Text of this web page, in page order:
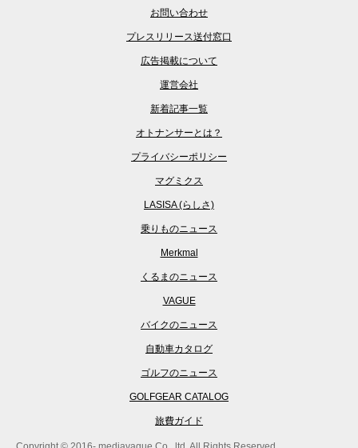
お問い合わせ
プレスリリース送付窓口
広告掲載について
運営会社
新着記事一覧
オトナンサーとは？
プライバシーポリシー
マグミクス
LASISA (らしさ)
乗りものニュース
Merkmal
くるまのニュース
VAGUE
バイクのニュース
自動車カタログ
ゴルフのニュース
GOLFGEAR CATALOG
旅費ガイド